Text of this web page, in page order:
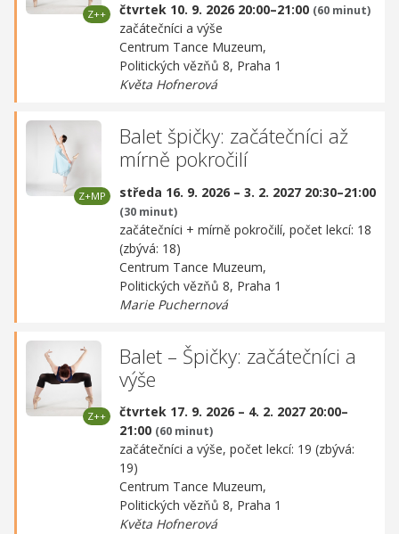
čtvrtek 10. 9. 2026 20:00–21:00 (60 minut)
začátečníci a výše
Centrum Tance Muzeum,
Politických vězňů 8, Praha 1
Květa Hofnerová
Balet špičky: začátečníci až
mírně pokročilí
středa 16. 9. 2026 – 3. 2. 2027 20:30–21:00
(30 minut)
začátečníci + mírně pokročilí, počet lekcí: 18
(zbývá: 18)
Centrum Tance Muzeum,
Politických vězňů 8, Praha 1
Marie Puchernová
Balet – Špičky: začátečníci a
výše
čtvrtek 17. 9. 2026 – 4. 2. 2027 20:00–
21:00 (60 minut)
začátečníci a výše, počet lekcí: 19 (zbývá:
19)
Centrum Tance Muzeum,
Politických vězňů 8, Praha 1
Květa Hofnerová